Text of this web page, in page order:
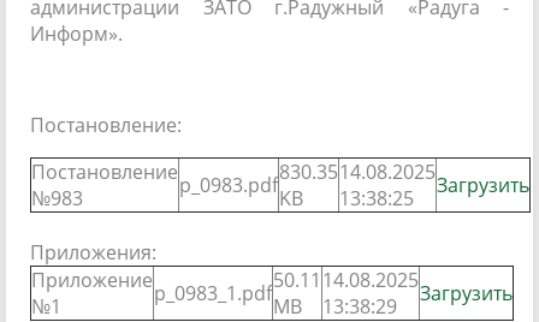
администрации ЗАТО г.Радужный «Радуга -
Информ».
Постановление:
Постановление
№983
p_0983.pdf830.35
KB
14.08.2025
13:38:25
Загрузить
Приложения:
Приложение
№1
p_0983_1.pdf50.11
MB
14.08.2025
13:38:29
Загрузить